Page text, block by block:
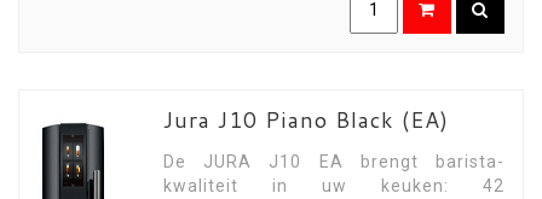
Jura J10 Piano Black (EA)
De JURA J10 EA brengt barista-
kwaliteit in uw keuken: 42